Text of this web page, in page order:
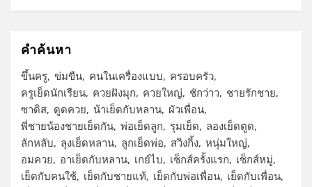
คำค้นหา
ขึ้นครู ข่มขืน คนในเครื่องแบบ
ครอบครัว
ครูเย็ดนักเรียน
ควยฝังมุก ควยใหญ่ ชักว่าว
ชายรักชาย
ซาดิส
ดูดควย น้าเย็ดกับหลาน
ผัวเพื่อน
พี่ชายน้องชายเย็ดกัน พ่อเย็ดลูก รุมเย็ด
ลองเย็ดตูด
ลักหลับ
ลุงเย็ดหลาน ลูกเย็ดพ่อ สวิงกิ้ง หนุ่มใหญ่
อมควย
อาเย็ดกับหลาน เกย์ไบ เซ็กส์ครั้งแรก
เซ็กส์หมู่
เย็ดกับคนใช้
เย็ดกับชายแท้ เย็ดกับพ่อเพื่อน เย็ดกับเพื่อน